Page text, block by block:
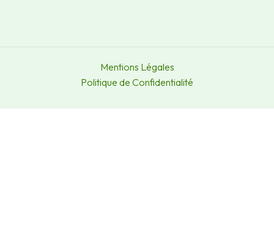
Mentions Légales
Politique de Confidentialité